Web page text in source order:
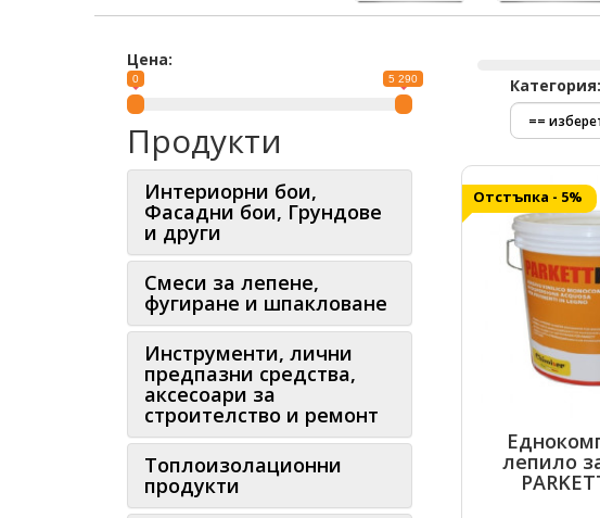
Цена:
0 5 290
Продукти
Интериорни бои,
Фасадни бои, Грундове
и други
Смеси за лепене,
фугиране и шпакловане
Инструменти, лични
предпазни средства,
аксесоари за
строителство и ремонт
Топлоизолационни
продукти
Категория:
лепило